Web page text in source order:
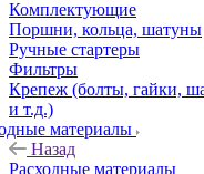
Комплектующие
Поршни, кольца, шатуны
Ручные стартеры
Фильтры
Крепеж (болты, гайки,
и т.д.)
материалы
Назад
Расходные материалы